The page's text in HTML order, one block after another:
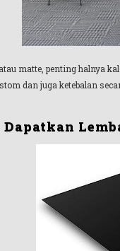
matte, penting halnya
dan juga ketebalan
Dapatkan